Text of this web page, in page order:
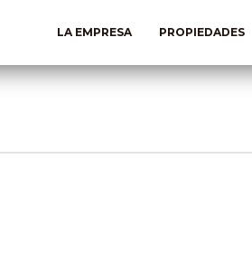
LA EMPRESA PROPIEDADES